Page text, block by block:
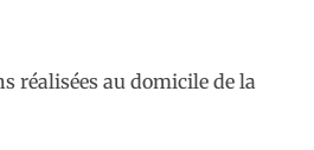
réalisées au domicile de la